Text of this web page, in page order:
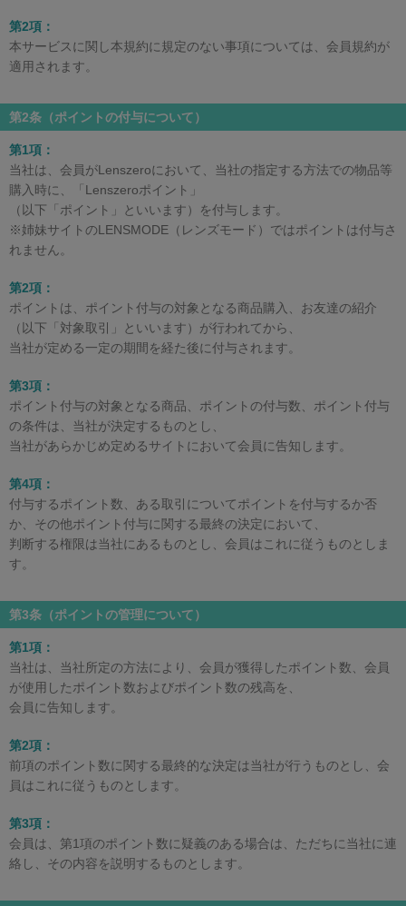
第2項：
本サービスに関し本規約に規定のない事項については、会員規約が
適用されます。
第2条（ポイントの付与について）
第1項：
当社は、会員がLenszeroにおいて、当社の指定する方法での物品等
購入時に、「Lenszeroポイント」
（以下「ポイント」といいます）を付与します。
※姉妹サイトのLENSMODE（レンズモード）ではポイントは付与さ
れません。
第2項：
ポイントは、ポイント付与の対象となる商品購入、お友達の紹介
（以下「対象取引」といいます）が行われてから、
当社が定める一定の期間を経た後に付与されます。
第3項：
ポイント付与の対象となる商品、ポイントの付与数、ポイント付与
の条件は、当社が決定するものとし、
当社があらかじめ定めるサイトにおいて会員に告知します。
第4項：
付与するポイント数、ある取引についてポイントを付与するか否
か、その他ポイント付与に関する最終の決定において、
判断する権限は当社にあるものとし、会員はこれに従うものとしま
す。
第3条（ポイントの管理について）
第1項：
当社は、当社所定の方法により、会員が獲得したポイント数、会員
が使用したポイント数およびポイント数の残高を、
会員に告知します。
第2項：
前項のポイント数に関する最終的な決定は当社が行うものとし、会
員はこれに従うものとします。
第3項：
会員は、第1項のポイント数に疑義のある場合は、ただちに当社に連
絡し、その内容を説明するものとします。